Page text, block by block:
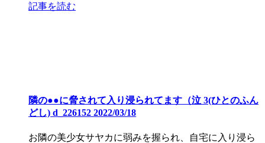
記事を読む
隣の●●に脅されて入り浸られてます（泣 3(ひとのふん
どし) d_226152 2022/03/18
お隣の美少女サヤカに弱みを握られ、自宅に入り浸ら